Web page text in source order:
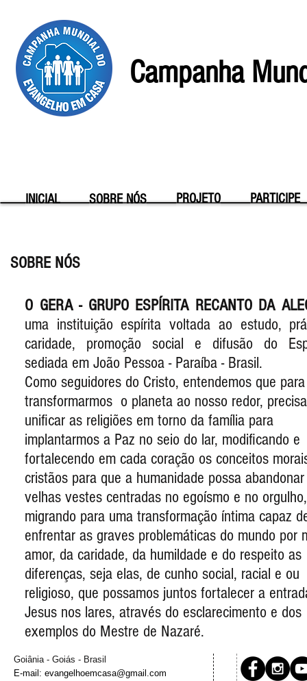
Campanha
INICIAL SOBRE NÓS PROJETO PARTICIPE
SOBRE NÓS
O GERA - GRUPO ESPÍRITA RECANTO DA
uma instituição espírita voltada ao estudo,
caridade, promoção social e difusão do
sediada em João Pessoa - Paraíba - Brasil.
Como seguidores do Cristo, entendemos que para
transformarmos o planeta ao nosso redor,
unificar as religiões em torno da família para
implantarmos a Paz no seio do lar, modificando e
fortalecendo em cada coração os conceitos
cristãos para que a humanidade possa
velhas vestes centradas no egoísmo e no orgulho,
migrando para uma transformação íntima capaz
enfrentar as graves problemáticas do mundo por
amor, da caridade, da humildade e do respeito as
diferenças, seja elas, de cunho social, racial e ou
religioso, que possamos juntos fortalecer a
Jesus nos lares, através do esclarecimento e dos
exemplos do Mestre de Nazaré.
Goiânia - Goiás - Brasil
E-mail: evangelhoemcasa@gmail.com